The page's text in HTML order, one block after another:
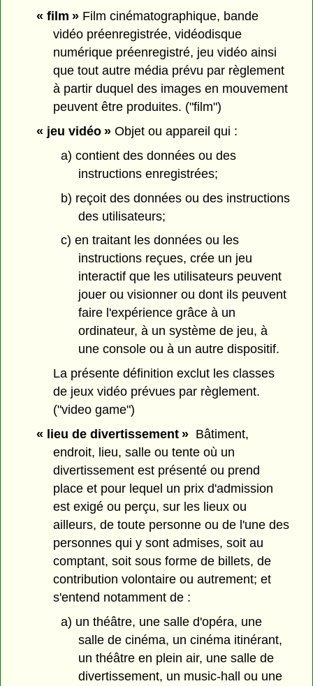
« film »Film cinématographique, bande
vidéo préenregistrée, vidéodisque
numérique préenregistré, jeu vidéo ainsi
que tout autre média prévu par règlement
à partir duquel des images en mouvement
peuvent être produites. ("film")
« jeu vidéo » Objet ou appareil qui :
a) contient des données ou des
instructions enregistrées;
b) reçoit des données ou des instructions
des utilisateurs;
c) en traitant les données ou les
instructions reçues, crée un jeu
interactif que les utilisateurs peuvent
jouer ou visionner ou dont ils peuvent
faire l'expérience grâce à un
ordinateur, à un système de jeu, à
une console ou à un autre dispositif.
La présente définition exclut les classes
de jeux vidéo prévues par règlement.
("video game")
« lieu de divertissement »Bâtiment,
endroit, lieu, salle ou tente où un
divertissement est présenté ou prend
place et pour lequel un prix d'admission
est exigé ou perçu, sur les lieux ou
ailleurs, de toute personne ou de l'une des
personnes qui y sont admises, soit au
comptant, soit sous forme de billets, de
contribution volontaire ou autrement; et
s'entend notamment de :
a) un théâtre, une salle d'opéra, une
salle de cinéma, un cinéma itinérant,
un théâtre en plein air, une salle de
divertissement, un music-hall ou une